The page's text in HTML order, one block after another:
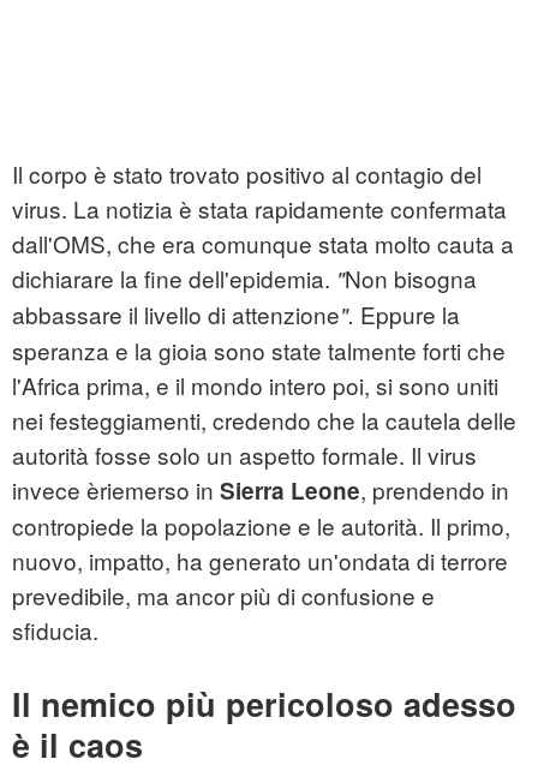
Il corpo è stato trovato positivo al contagio del
virus. La notizia è stata rapidamente confermata
dall'OMS, che era comunque stata molto cauta a
dichiarare la fine dell'epidemia. "Non bisogna
abbassare il livello di attenzione". Eppure la
speranza e la gioia sono state talmente forti che
l'Africa prima, e il mondo intero poi, si sono uniti
nei festeggiamenti, credendo che la cautela delle
autorità fosse solo un aspetto formale. Il virus
invece èriemerso in Sierra Leone, prendendo in
contropiede la popolazione e le autorità. Il primo,
nuovo, impatto, ha generato un'ondata di terrore
prevedibile, ma ancor più di confusione e
sfiducia.
Il nemico più pericoloso adesso
è il caos